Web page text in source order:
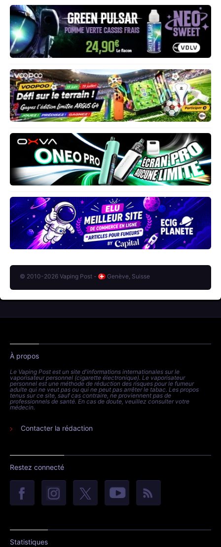
© 2010-2026 Vaping Post - Genève, Suisse
À propos
Le Vaping Post est un site d'informations internationales sur le
vaporisateur personnel (cigarette électronique). Le vaporisateur
personnel est une méthode de réduction des risques pour le fumeur
adulte qui ne veut pas ou qui ne peut pas arrêter le tabac. Les propos
tenus sur ce site, sauf cas contraire, ne proviennent pas de
professionnels de santé. En cas de doute, veuillez consulter votre
médecin.
Contacter la rédaction
Restez connecté
Statistiques